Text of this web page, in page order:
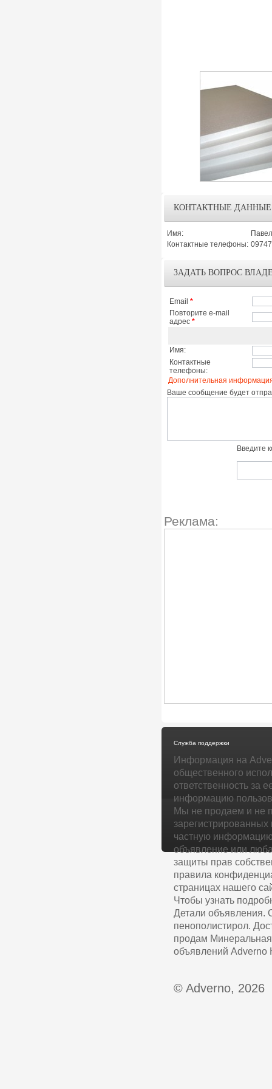
КОНТАКТНЫЕ ДАННЫЕ
Имя:
Павел
Контактные телефоны:
ЗАДАТЬ ВОПРОС
Email *
Повторите e-mail
адрес *
Имя:
Контактные
телефоны:
Дополнительная
Ваше сообщение будет
Введите
Реклама:
Служба поддержки
Информация на
общественного
ответственность за
информацию
Мы не продаем и не
частную информацию
объявление или
защиты прав
правила
страницах нашего
Чтобы узнать
Детали объявления.
пенополистирол.
продам
объявлений Adverno
© Adverno, 2026